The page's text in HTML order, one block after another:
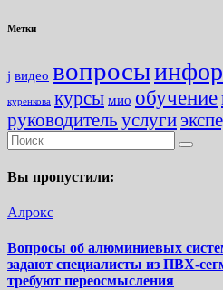
Метки
j видео вопросы
куренкова курсы мио обучение
руководитель услуги
Вы пропустили:
Алрокс
Вопросы об алюминиевых
задают специалисты из ПВХ-
требуют переосмысления